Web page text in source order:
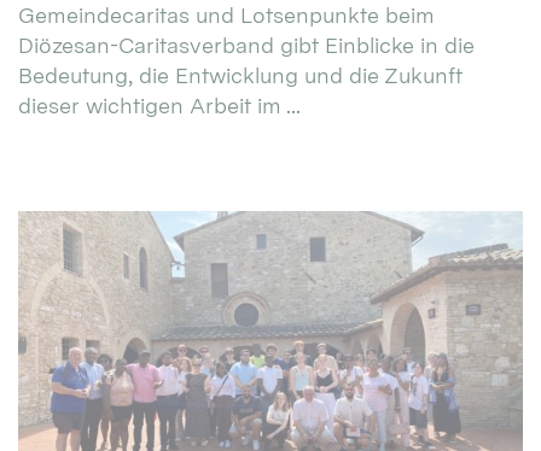
Gemeindecaritas und Lotsenpunkte beim
Diözesan-Caritasverband gibt Einblicke in die
Bedeutung, die Entwicklung und die Zukunft
dieser wichtigen Arbeit im ...